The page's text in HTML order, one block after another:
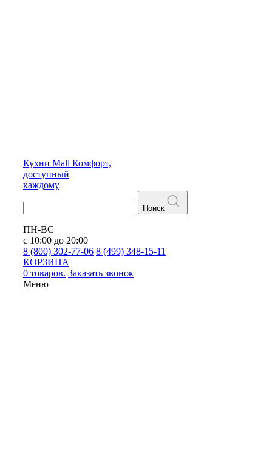
Кухни Mall Комфорт,
доступный
каждому
Поиск
ПН-ВС
с 10:00 до 20:00
8 (800) 302-77-06 8 (499) 348-15-11
КОРЗИНА
0 товаров. Заказать звонок
Меню